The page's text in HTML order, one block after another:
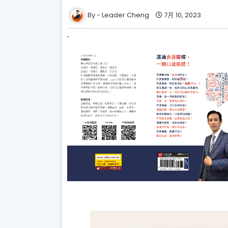
Leader Cheng 7月 10, 2023